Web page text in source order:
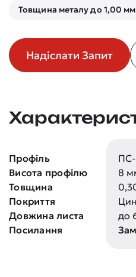
Товщина металу до 1,00 мм
Надіслати Запит
Профіль
Висота профілю
Товщина
Покриття
Довжина листа
Посилання
8
до